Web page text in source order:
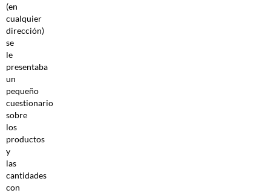
(en
cualquier
dirección)
se
le
presentaba
un
pequeño
cuestionario
sobre
los
productos
y
las
cantidades
con